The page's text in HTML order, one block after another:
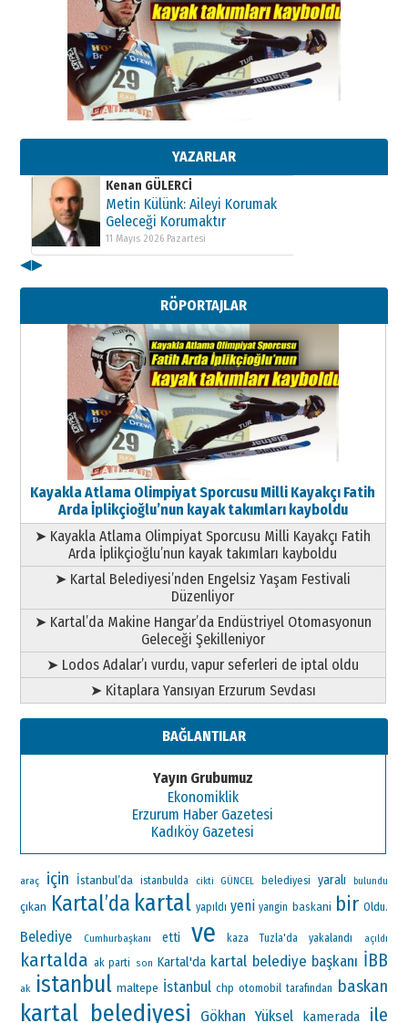
YAZARLAR
Kenan GÜLERCİ
Metin Külünk: Aileyi Korumak
11 Mayıs 2026 Pazartesi
Kenan GÜLERCİ
Metin Külünk: Aileyi Korumak
Geleceği Korumaktır
11 Mayıs 2026 Pazartesi
Metin Külünk: Aileyi Korumak
Geleceği Korumaktır
11 Mayıs 2026 Pazartesi
◀▶
RÖPORTAJLAR
Kayakla Atlama Olimpiyat Sporcusu Milli Kayakçı Fatih
Arda İplikçioğlu’nun kayak takımları kayboldu
➤ Kayakla Atlama Olimpiyat Sporcusu Milli Kayakçı Fatih
Arda İplikçioğlu’nun kayak takımları kayboldu
➤ Kartal Belediyesi’nden Engelsiz Yaşam Festivali
Düzenliyor
➤ Kartal’da Makine Hangar’da Endüstriyel Otomasyonun
Geleceği Şekilleniyor
➤ Lodos Adalar’ı vurdu, vapur seferleri de iptal oldu
➤ Kitaplara Yansıyan Erzurum Sevdası
BAĞLANTILAR
Yayın Grubumuz
Ekonomiklik
Erzurum Haber Gazetesi
Kadıköy Gazetesi
araç için İstanbul’da istanbulda cikti GÜNCEL belediyesi yaralı bulundu
çıkan Kartal’da kartal yapıldı yeni yangin baskani bir Oldu.
Belediye Cumhurbaşkanı etti ve kaza Tuzla'da yakalandı açıldı
kartalda ak parti son Kartal'da kartal belediye başkanı İBB
ak istanbul maltepe İstanbul chp otomobil tarafından baskan
kartal belediyesi Gökhan Yüksel kamerada ile